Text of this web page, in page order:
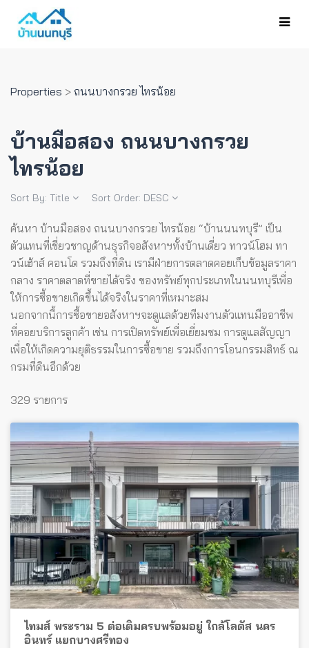
Properties > ถนนบางกรวย ไทรน้อย
บ้านมือสอง ถนนบางกรวย
ไทรน้อย
Sort By: Title Sort Order: DESC
ค้นหา บ้านมือสอง ถนนบางกรวย ไทรน้อย “บ้านนนทบุรี” เป็น
ตัวแทนที่เชี่ยวชาญด้านธุรกิจอสังหาฯทั้งบ้านเดี่ยว ทาวน์โฮม ทา
วน์เฮ้าส์ คอนโด รวมถึงที่ดิน เรามีฝ่ายการตลาดคอยเก็บข้อมูลราคา
กลาง ราคาตลาดที่ขายได้จริง ของทรัพย์ทุกประเภทในนนทบุรีเพื่อ
ให้การซื้อขายเกิดขึ้นได้จริงในราคาที่เหมาะสม
นอกจากนี้การซื้อขายอสังหาฯจะดูแลด้วยทีมงานตัวแทนมืออาชีพ
ที่คอยบริการลูกค้า เช่น การเปิดทรัพย์เพื่อเยี่ยมชม การดูแลสัญญา
เพื่อให้เกิดความยุติธรรมในการซื้อขาย รวมถึงการโอนกรรมสิทธ์ ณ
กรมที่ดินอีกด้วย
329 รายการ
ไทมส์ พระราม 5 ต่อเติมครบพร้อมอยู่ ใกล้โลตัส นคร
อินทร์ แยกบางศรีทอง